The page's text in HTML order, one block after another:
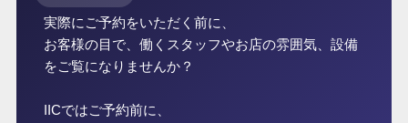
実際にご予約をいただく前に、
お客様の目で、働くスタッフやお店の雰囲気、設備
をご覧になりませんか？
IICではご予約前に、